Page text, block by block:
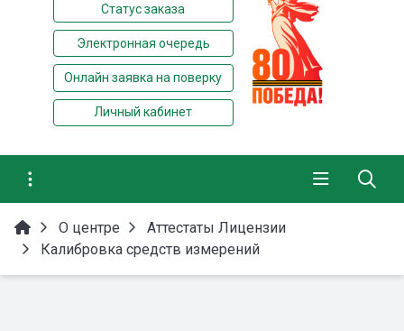
Статус заказа
Электронная очередь
Онлайн заявка на поверку
Личный кабинет
О центре
Аттестаты Лицензии
Калибровка средств измерений